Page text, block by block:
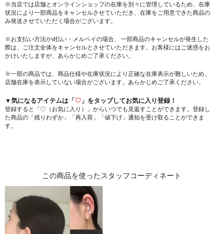
※当店では店舗とオンラインショップの在庫を別々に管理しているため、在庫
状況により一部商品をキャンセルさせていただき、在庫をご用意できた商品の
み発送させていただく場合がございます。
※お支払い方法がd払い・メルペイの場合、 一部商品のキャンセルが発生した
際は、ご注文全体をキャンセルとさせていただきます。お客様にはご迷惑をお
かけいたしますが、あらかじめご了承ください。
※一部の商品では、商品仕様や在庫状況により正確な在庫表示が難しいため、
店舗在庫を表示していない場合がございます。あらかじめご了承ください。
▼気になるアイテムは「♡ 」をタップしてお気に入り登録！
登録すると「♡（お気に入り）」からいつでも見返すことができます。登録し
た商品の「残りわずか」「再入荷」「値下げ」通知を受け取ることができま
す。
この商品を使ったスタッフコーディネート